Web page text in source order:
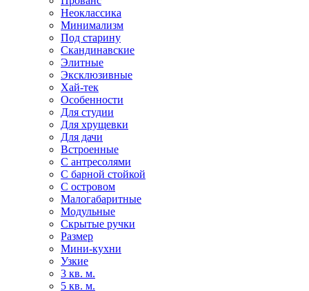
Неоклассика
Минимализм
Под старину
Скандинавские
Элитные
Эксклюзивные
Хай-тек
Особенности
Для студии
Для хрущевки
Для дачи
Встроенные
С антресолями
С барной стойкой
С островом
Малогабаритные
Модульные
Скрытые ручки
Размер
Мини-кухни
Узкие
3 кв. м.
5 кв. м.